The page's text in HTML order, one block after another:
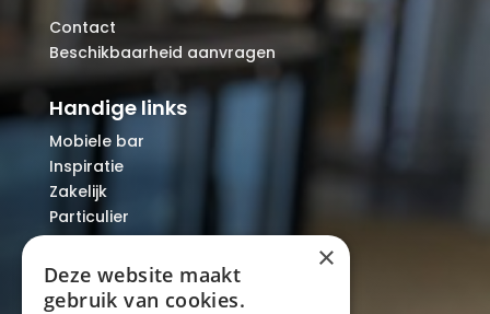
Contact
Beschikbaarheid aanvragen
Handige links
Mobiele bar
Inspiratie
Zakelijk
Particulier
Over ons
Blog
Locaties
×
Deze website maakt
gebruik van cookies.